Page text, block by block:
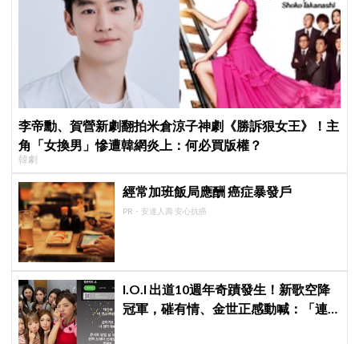
李帝勳、賀營新劇翻拍米倉涼子神劇《勝訴狠女王》！主
角「女換男」慘遭韓網炎上：何必買版權？
韓劇
經常加班飯局應酬 癌症暴發戶
PR・安達人壽 安心抗癌
I.O.I 出道10週年奇蹟發生！新歌空降
冠軍，磪有情、金世正感動喊：「連